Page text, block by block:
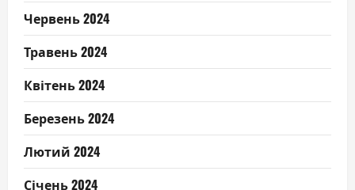
Червень 2024
Травень 2024
Квітень 2024
Березень 2024
Лютий 2024
Січень 2024